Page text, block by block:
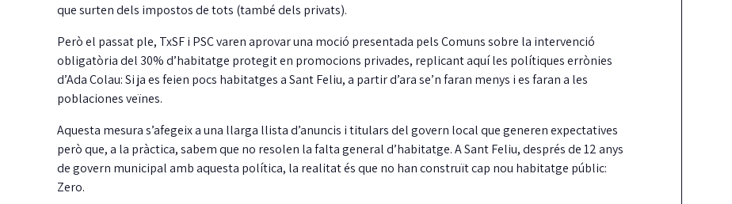
que surten dels impostos de tots (també dels privats).
Però el passat ple, TxSF i PSC varen aprovar una moció presentada pels Comuns sobre la intervenció
obligatòria del 30% d’habitatge protegit en promocions privades, replicant aquí les polítiques errònies
d’Ada Colau: Si ja es feien pocs habitatges a Sant Feliu, a partir d’ara se’n faran menys i es faran a les
poblaciones veïnes.
Aquesta mesura s’afegeix a una llarga llista d’anuncis i titulars del govern local que generen expectatives
però que, a la pràctica, sabem que no resolen la falta general d’habitatge. A Sant Feliu, després de 12 anys
de govern municipal amb aquesta política, la realitat és que no han construït cap nou habitatge públic:
Zero.